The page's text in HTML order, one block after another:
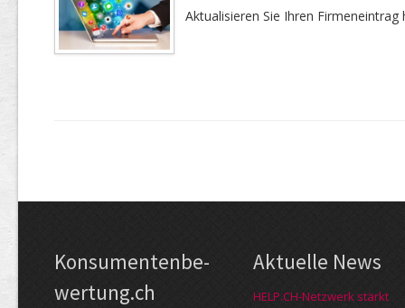
Aktualisieren Sie Ihren Firmeneintrag
Kon­su­menten­be­
wer­tung.ch
Aktuelle News
HELP.CH-Netzwerk stärkt